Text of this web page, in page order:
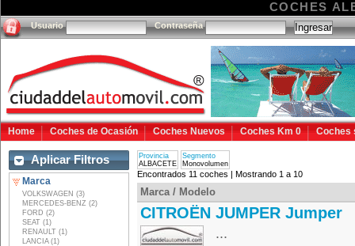
COCHES
Usuario Contraseña
Home Coches de Ocasión Coches Nuevos Coches Km 0 Coches
Aplicar Filtros
Marca
VOLKSWAGEN (3)
MERCEDES-BENZ (2)
FORD (2)
SEAT (1)
RENAULT (1)
LANCIA (1)
Provincia
ALBACETE
Segmento
Monovolumen
Encontrados 11 coches | Mostrando 1 a 10
Marca / Modelo
CITROËN JUMPER Jumper
...